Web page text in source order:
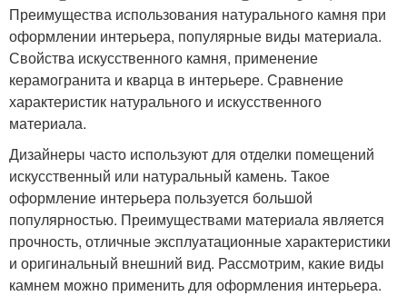
Преимущества использования натурального камня при
оформлении интерьера, популярные виды материала.
Свойства искусственного камня, применение
керамогранита и кварца в интерьере. Сравнение
характеристик натурального и искусственного
материала.
Дизайнеры часто используют для отделки помещений
искусственный или натуральный камень. Такое
оформление интерьера пользуется большой
популярностью. Преимуществами материала является
прочность, отличные эксплуатационные характеристики
и оригинальный внешний вид. Рассмотрим, какие виды
камнем можно применить для оформления интерьера.